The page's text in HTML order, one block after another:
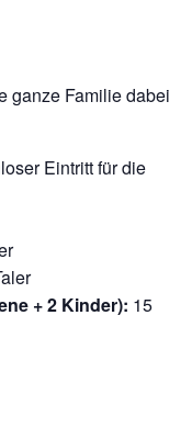
ganze Familie dabei
Eintritt für die
+ 2 Kinder): 15